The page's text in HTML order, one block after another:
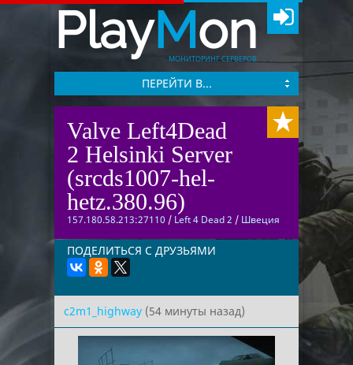
PlayMon
МОНИТОРИНГ СЕРВЕРОВ
ПЕРЕЙТИ В...
Valve Left4Dead
2 Helsinki Server
(srcds1007-hel-
hetz.380.96)
157.180.58.213:27110 / Left 4 Dead 2 / Швеция
ПОДЕЛИТЬСЯ С ДРУЗЬЯМИ
c2m1_highway (54 минуты назад)